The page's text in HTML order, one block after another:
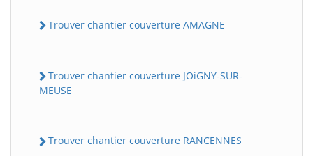
Trouver chantier couverture AMAGNE
Trouver chantier couverture JOiGNY-SUR-
MEUSE
Trouver chantier couverture RANCENNES